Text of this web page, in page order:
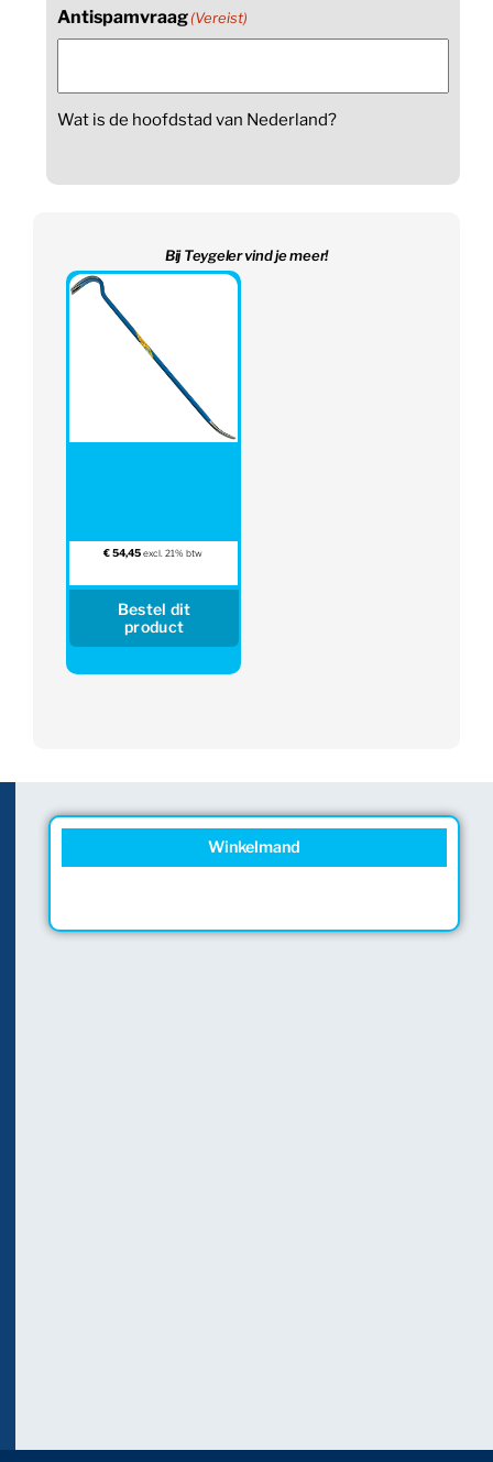
Antispamvraag(Vereist)
Wat is de hoofdstad van Nederland?
Bij Teygeler vind je meer!
€54,45 excl. 21% btw
Bestel dit
product
Winkelmand